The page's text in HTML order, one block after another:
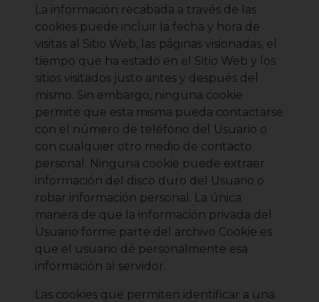
La información recabada a través de las
cookies puede incluir la fecha y hora de
visitas al Sitio Web, las páginas visionadas, el
tiempo que ha estado en el Sitio Web y los
sitios visitados justo antes y después del
mismo. Sin embargo, ninguna cookie
permite que esta misma pueda contactarse
con el número de teléfono del Usuario o
con cualquier otro medio de contacto
personal. Ninguna cookie puede extraer
información del disco duro del Usuario o
robar información personal. La única
manera de que la información privada del
Usuario forme parte del archivo Cookie es
que el usuario dé personalmente esa
información al servidor.
Las cookies que permiten identificar a una